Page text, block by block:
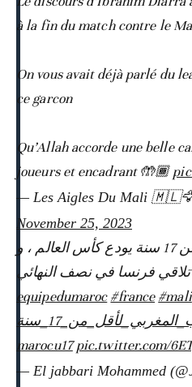
à la fin du match contre le
On vous avait déjà parlé du
ce garcon
Qu’Allah accorde une belle
joueurs et encadrant 🤲🏾
— Les Aigles Du Mali
November 25, 2023
المنتخب المغربي لأقل من 17 سنة يودع كأس العالم ، و
فرنسا في نصف النهائي
#france #mali
pic.twitter.com/
— El jabbari Mohammed